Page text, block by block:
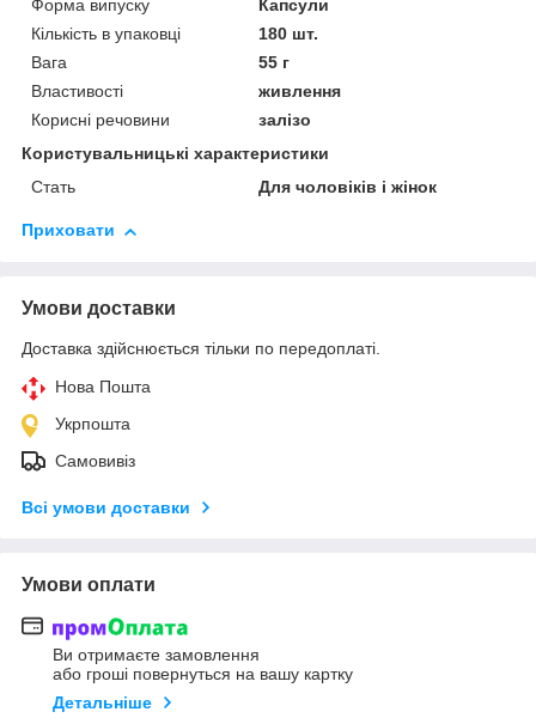
Форма випуску
Капсули
Кількість в упаковці
180 шт.
Вага
55 г
Властивості
живлення
Корисні речовини
залізо
Користувальницькі характеристики
Стать
Для чоловіків і жінок
Приховати
Умови доставки
Доставка здійснюється тільки по передоплаті.
Нова Пошта
Укрпошта
Самовивіз
Всі умови доставки
Умови оплати
Ви отримаєте замовлення
або гроші повернуться на вашу картку
Детальніше